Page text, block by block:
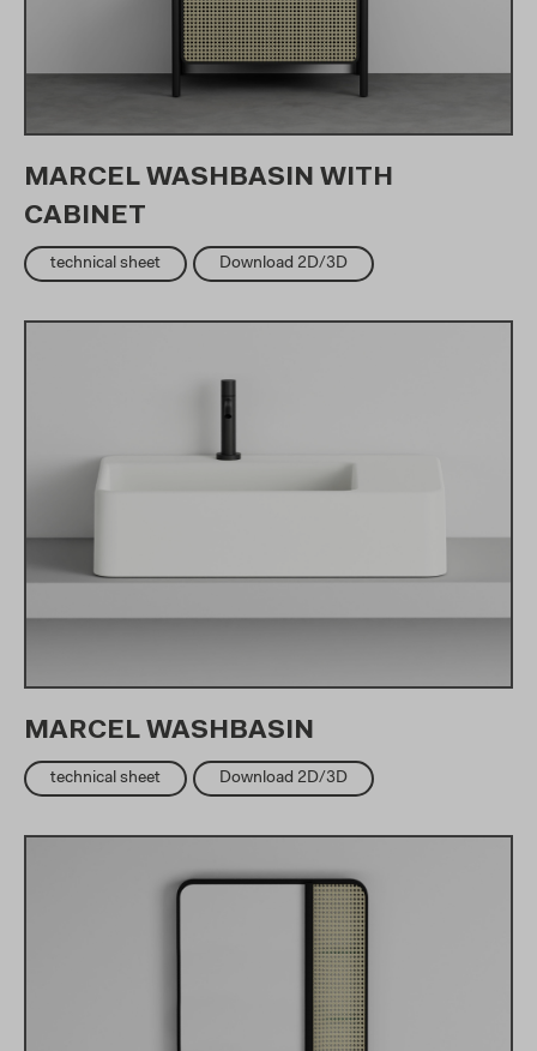
MARCEL WASHBASIN WITH
CABINET
technical sheet Download 2D/3D
MARCEL WASHBASIN
technical sheet Download 2D/3D